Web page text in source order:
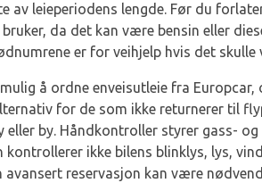
av leieperiodens lengde. Før du
da det kan være bensin eller
er for veihjelp hvis det
å ordne enveisutleie fra
for de som ikke returnerer til
eller by. Håndkontroller styrer gass-
kontrollerer ikke bilens blinklys, lys,
reservasjon kan være